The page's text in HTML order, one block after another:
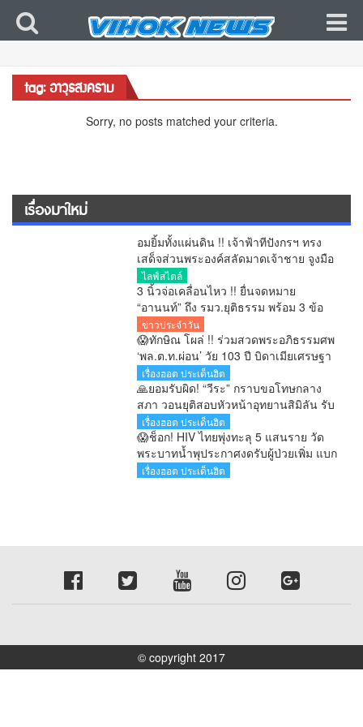
tag: อาวุธสงคราม
Sorry, no posts matched your criteria.
เรื่องมาใหม่
อมยิ้มทั้งแผ่นดิน !! เจ้าฟ้าทีปังกรฯ ทรง
เสด็จส่วนพระองค์สลัดมาดเจ้าชาย จูงมือ
พระสหายสนิทชาวญี่ปุ่นเปิดตัวหวานชื่น
กลางกรุง ประกาศชัดเจน “ผมกำลังจีบอยู่”
ไลฟ์สไตล์
3 นิ้วจ่อเคลื่อนไหว !! ยื่นจดหมาย
“อานนท์” ถึง รมว.ยุติธรรม พร้อม 3 ข้อ
เรียกร้อง ระงับแยกขังนักโทษคดี ม.112
หลังกรมคุกแจงแค่ลดการแออัด
ข่าวประจำวัน
😱ทักษิณ โผล่ !! ร่วมสวดพระอภิธรรมศพ
‘พล.ต.ท.ผ่อน’ วัย 103 ปี บิดาเมียเศรษฐา
เรื่องฮอต ประเด็นฮิต
🙏ยอมรับผิด! “วีระ” กราบขอโทษกลาง
สภา วอนยุติสอบหัวหน้าอุทยานสิมิลัน รับ
จำปีเข้าพักคลาดเคลื่อน
เรื่องฮอต ประเด็นฮิต
😱ช็อก! HIV ไทยพุ่งทะลุ 5 แสนราย วัด
พระบาทน้ำพุประกาศงดรับผู้ป่วยเพิ่ม แบก
ภาระดูแลกว่า 200 ชีวิต
เรื่องฮอต ประเด็นฮิต
© copyright 2017